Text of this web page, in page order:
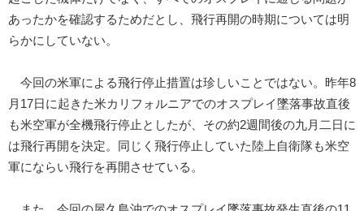
あったかを確認するためだとし、飛行再開の時期については明
らかにしていない。
今回の米軍による飛行停止措置は珍しいことではない。昨年8
月17日に起きた米カリフォルニアでのオスプレイ墜落事故直後
も米空軍が全機飛行停止としたが、その約2週間後の九月二日に
は飛行再開を決定。同じく飛行停止していた陸上自衛隊も米空
軍にならい飛行を再開させている。